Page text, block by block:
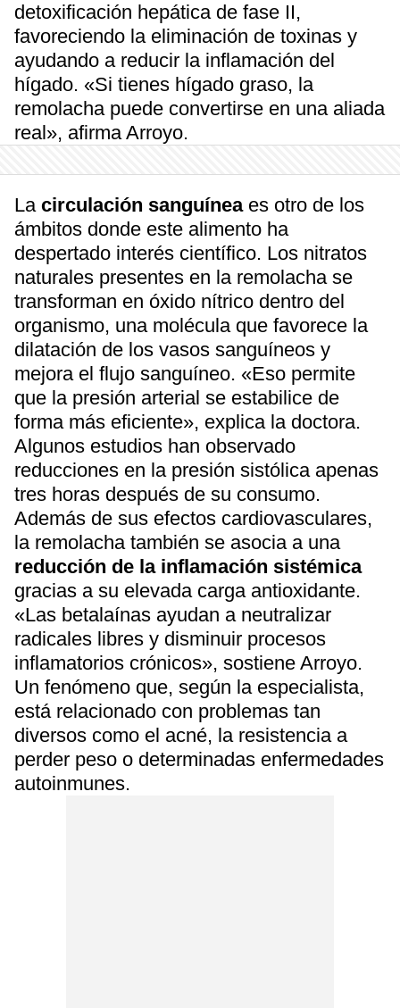
detoxificación hepática de fase II,
favoreciendo la eliminación de toxinas y
ayudando a reducir la inflamación del
hígado. «Si tienes hígado graso, la
remolacha puede convertirse en una aliada
real», afirma Arroyo.
La circulación sanguíneaes otro de los
ámbitos donde este alimento ha
despertado interés científico. Los nitratos
naturales presentes en la remolacha se
transforman en óxido nítrico dentro del
organismo, una molécula que favorece la
dilatación de los vasos sanguíneos y
mejora el flujo sanguíneo. «Eso permite
que la presión arterial se estabilice de
forma más eficiente», explica la doctora.
Algunos estudios han observado
reducciones en la presión sistólica apenas
tres horas después de su consumo.
Además de sus efectos cardiovasculares,
la remolacha también se asocia a una
reducción de la inflamación sistémica
gracias a su elevada carga antioxidante.
«Las betalaínas ayudan a neutralizar
radicales libres y disminuir procesos
inflamatorios crónicos», sostiene Arroyo.
Un fenómeno que, según la especialista,
está relacionado con problemas tan
diversos como el acné, la resistencia a
perder peso o determinadas enfermedades
autoinmunes.